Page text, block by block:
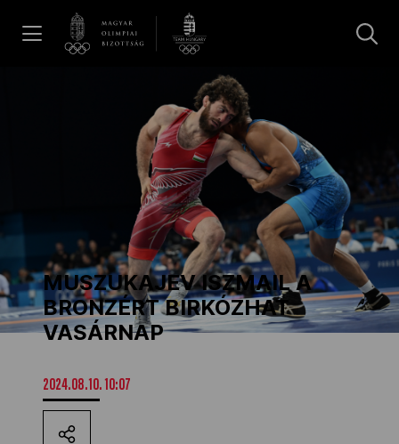
Dakar 2026
Los Angeles 2028
Kettőskarrier-program
MUSZUKAJEV ISZMAIL A
BRONZÉRT BIRKÓZHAT
VASÁRNAP
2024.08.10. 10:07